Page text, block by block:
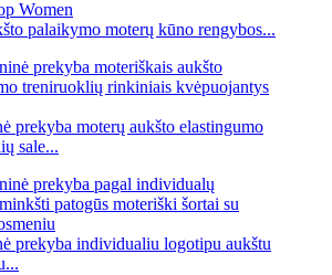
palaikymo moterų kūno rengybos...
prekyba moterų aukšto elastingumo
sale...
prekyba individualiu logotipu aukštu